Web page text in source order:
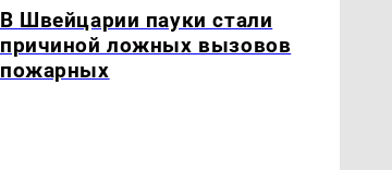
В Швейцарии пауки стали
причиной ложных вызовов
пожарных